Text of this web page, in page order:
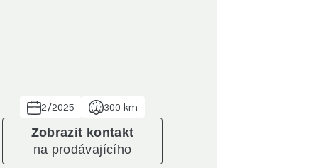
2/2025 300 km
Zobrazit kontakt
na prodávajícího